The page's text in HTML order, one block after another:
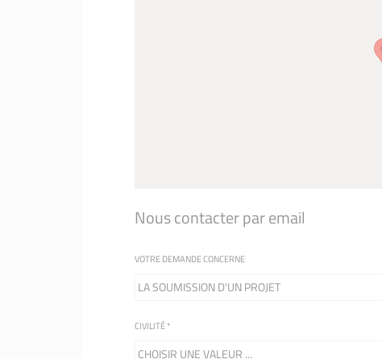
Nous contacter par email
VOTRE DEMANDE CONCERNE
CIVILITÉ*